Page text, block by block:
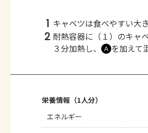
1 キャベツは食べやすい大
2 耐熱容器に（１）のキャ
３分加熱し、
Ａ を加えて
栄養情報（1人分）
エネルギー